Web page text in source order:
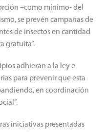
–como mínimo- del
se prevén campañas de
de insectos en cantidad
gratuita”.
adhieran a la ley e
para prevenir que esta
en coordinación
iniciativas presentadas